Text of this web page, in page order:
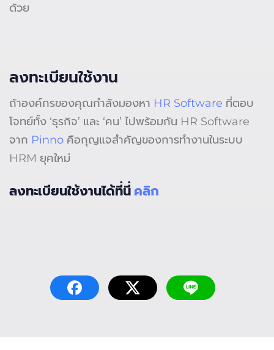
ด้วย
ลงทะเบียนใช้งาน
ถ้าองค์กรของคุณกำลังมองหา HR Software ที่ตอบ
โจทย์ทั้ง ‘ธุรกิจ’ และ ‘คน’ ไปพร้อมกัน HR Software
จาก Pinno คือกุญแจสำคัญของการทำงานในระบบ
HRM ยุคใหม่
ลงทะเบียนใช้งานได้ที่นี่ คลิก